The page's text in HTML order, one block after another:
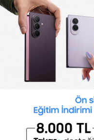
Sertifika Programları
Yetenek Testleri
Toptalent Marka ve İnsan